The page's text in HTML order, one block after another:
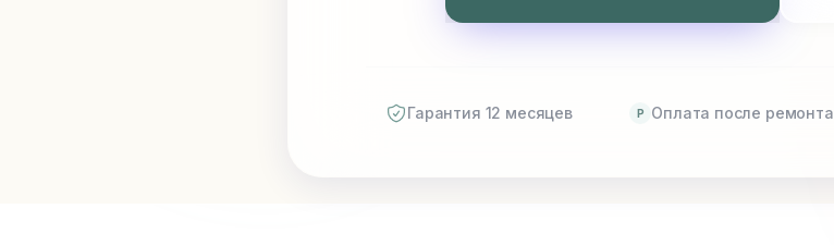
Гарантия 12 месяцев P Оплата после ремонта